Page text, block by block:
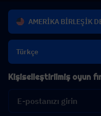
AMERİKA BİRLEŞİK
Türkçe
Kişiselleştirilmiş oyun